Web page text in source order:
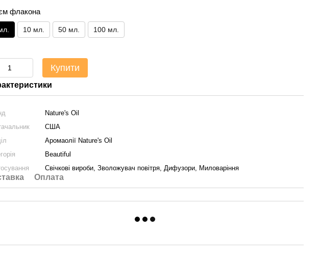
флакона
10 мл. 50 мл. 100 мл.
Купити
Nature's Oil
США
Аромаолії Nature's Oil
Beautiful
Свічкові вироби, Зволожувач повітря, Дифузори, Миловаріння
Оплата